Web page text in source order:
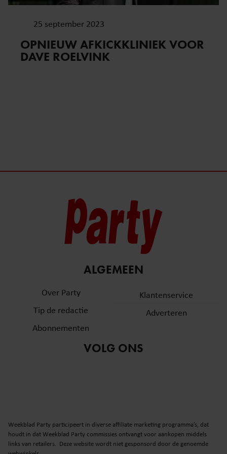
25 september 2023
OPNIEUW AFKICKKLINIEK VOOR
DAVE ROELVINK
ALGEMEEN
Over Party
Tip de redactie
Abonnementen
Klantenservice
Adverteren
VOLG ONS
Weekblad Party participeert in diverse affiliate marketing programma’s, dat
houdt in dat Weekblad Party commissies ontvangt voor aankopen middels
links van retailers. Deze website wordt niet gesponsord door de genoemde